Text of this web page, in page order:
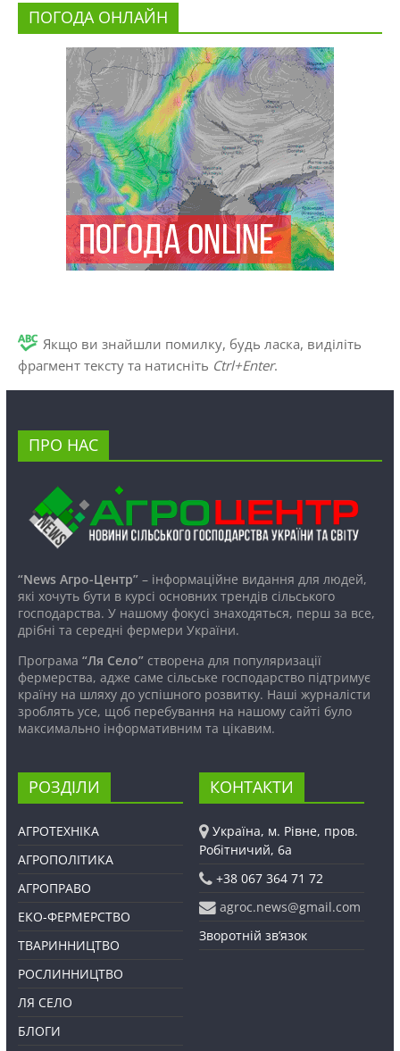
ПОГОДА ОНЛАЙН
Якщо ви знайшли помилку, будь ласка, виділіть
фрагмент тексту та натисніть Ctrl+Enter.
ПРО НАС
“News Агро-Центр”– інформаційне видання для людей,
які хочуть бути в курсі основних трендів сільського
господарства. У нашому фокусі знаходяться, перш за все,
дрібні та середні фермери України.
Програма “Ля Село”створена для популяризації
фермерства, адже саме сільське господарство підтримує
країну на шляху до успішного розвитку. Наші журналісти
зроблять усе, щоб перебування на нашому сайті було
максимально інформативним та цікавим.
РОЗДІЛИ
АГРОТЕХНІКА
АГРОПОЛІТИКА
АГРОПРАВО
ЕКО-ФЕРМЕРСТВО
ТВАРИННИЦТВО
РОСЛИННИЦТВО
ЛЯ СЕЛО
БЛОГИ
КОНТАКТИ
Україна, м. Рівне, пров.
Робітничий, 6а
+38 067 364 71 72
agroc.news@gmail.com
Зворотній зв’язок